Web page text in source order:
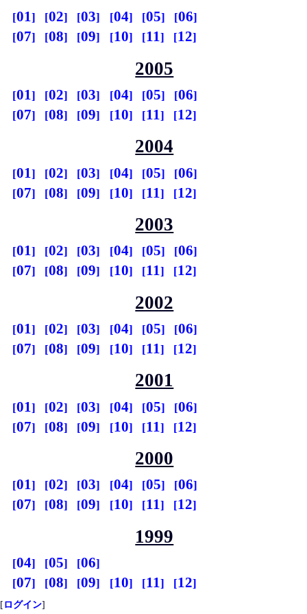
01 02 03 04 05
06
07
08 09 10 11 12
2005
01 02 03 04 05
06
07
08 09 10 11 12
2004
01 02 03 04 05
06
07
08 09 10 11 12
2003
01 02 03 04 05
06
07
08 09 10 11 12
2002
01 02 03 04 05
06
07
08 09 10 11 12
2001
01 02 03 04 05
06
07
08 09 10 11 12
2000
01 02 03 04 05
06
07
08 09 10 11 12
1999
04 05
06
07
08 09 10 11 12
[ログイン]